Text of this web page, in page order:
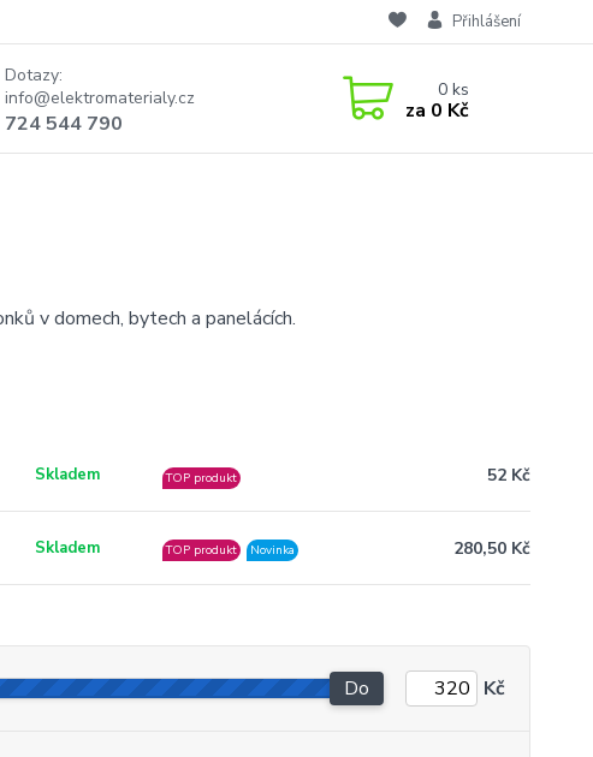
Přihlášení
Dotazy:
info@elektromaterialy.cz
724 544 790
0ks
za 0 Kč
v domech, bytech a panelácích.
Skladem TOP produkt 52 Kč
Skladem TOP produkt Novinka 280,50 Kč
Do Kč